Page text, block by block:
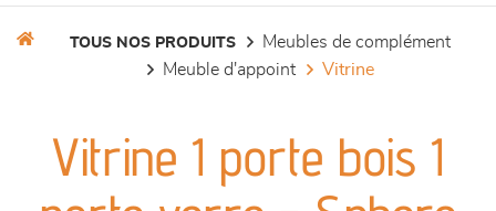
séjours
TOUS NOS PRODUITS
meubles de complément
meuble d'appoint
vitrine
Vitrine 1 porte bois 1